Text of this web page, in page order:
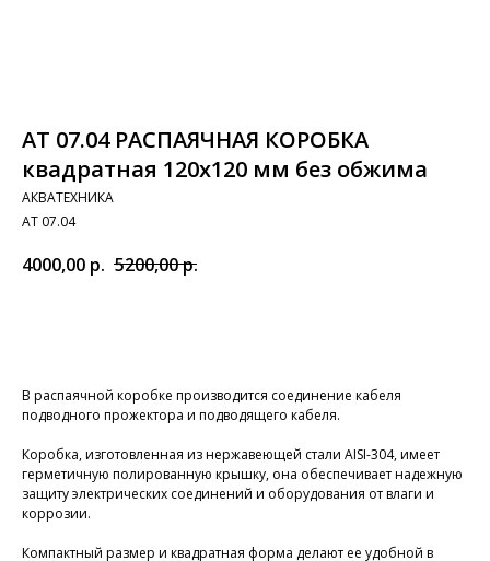
АТ 07.04 РАСПАЯЧНАЯ КОРОБКА
квадратная 120х120 мм без обжима
АКВАТЕХНИКА
АТ 07.04
4000,00 р. 5200,00р.
В распаячной коробке производится соединение кабеля
подводного прожектора и подводящего кабеля.
Коробка, изготовленная из нержавеющей стали AISI-304, имеет
герметичную полированную крышку, она обеспечивает надежную
защиту электрических соединений и оборудования от влаги и
коррозии.
Компактный размер и квадратная форма делают ее удобной в